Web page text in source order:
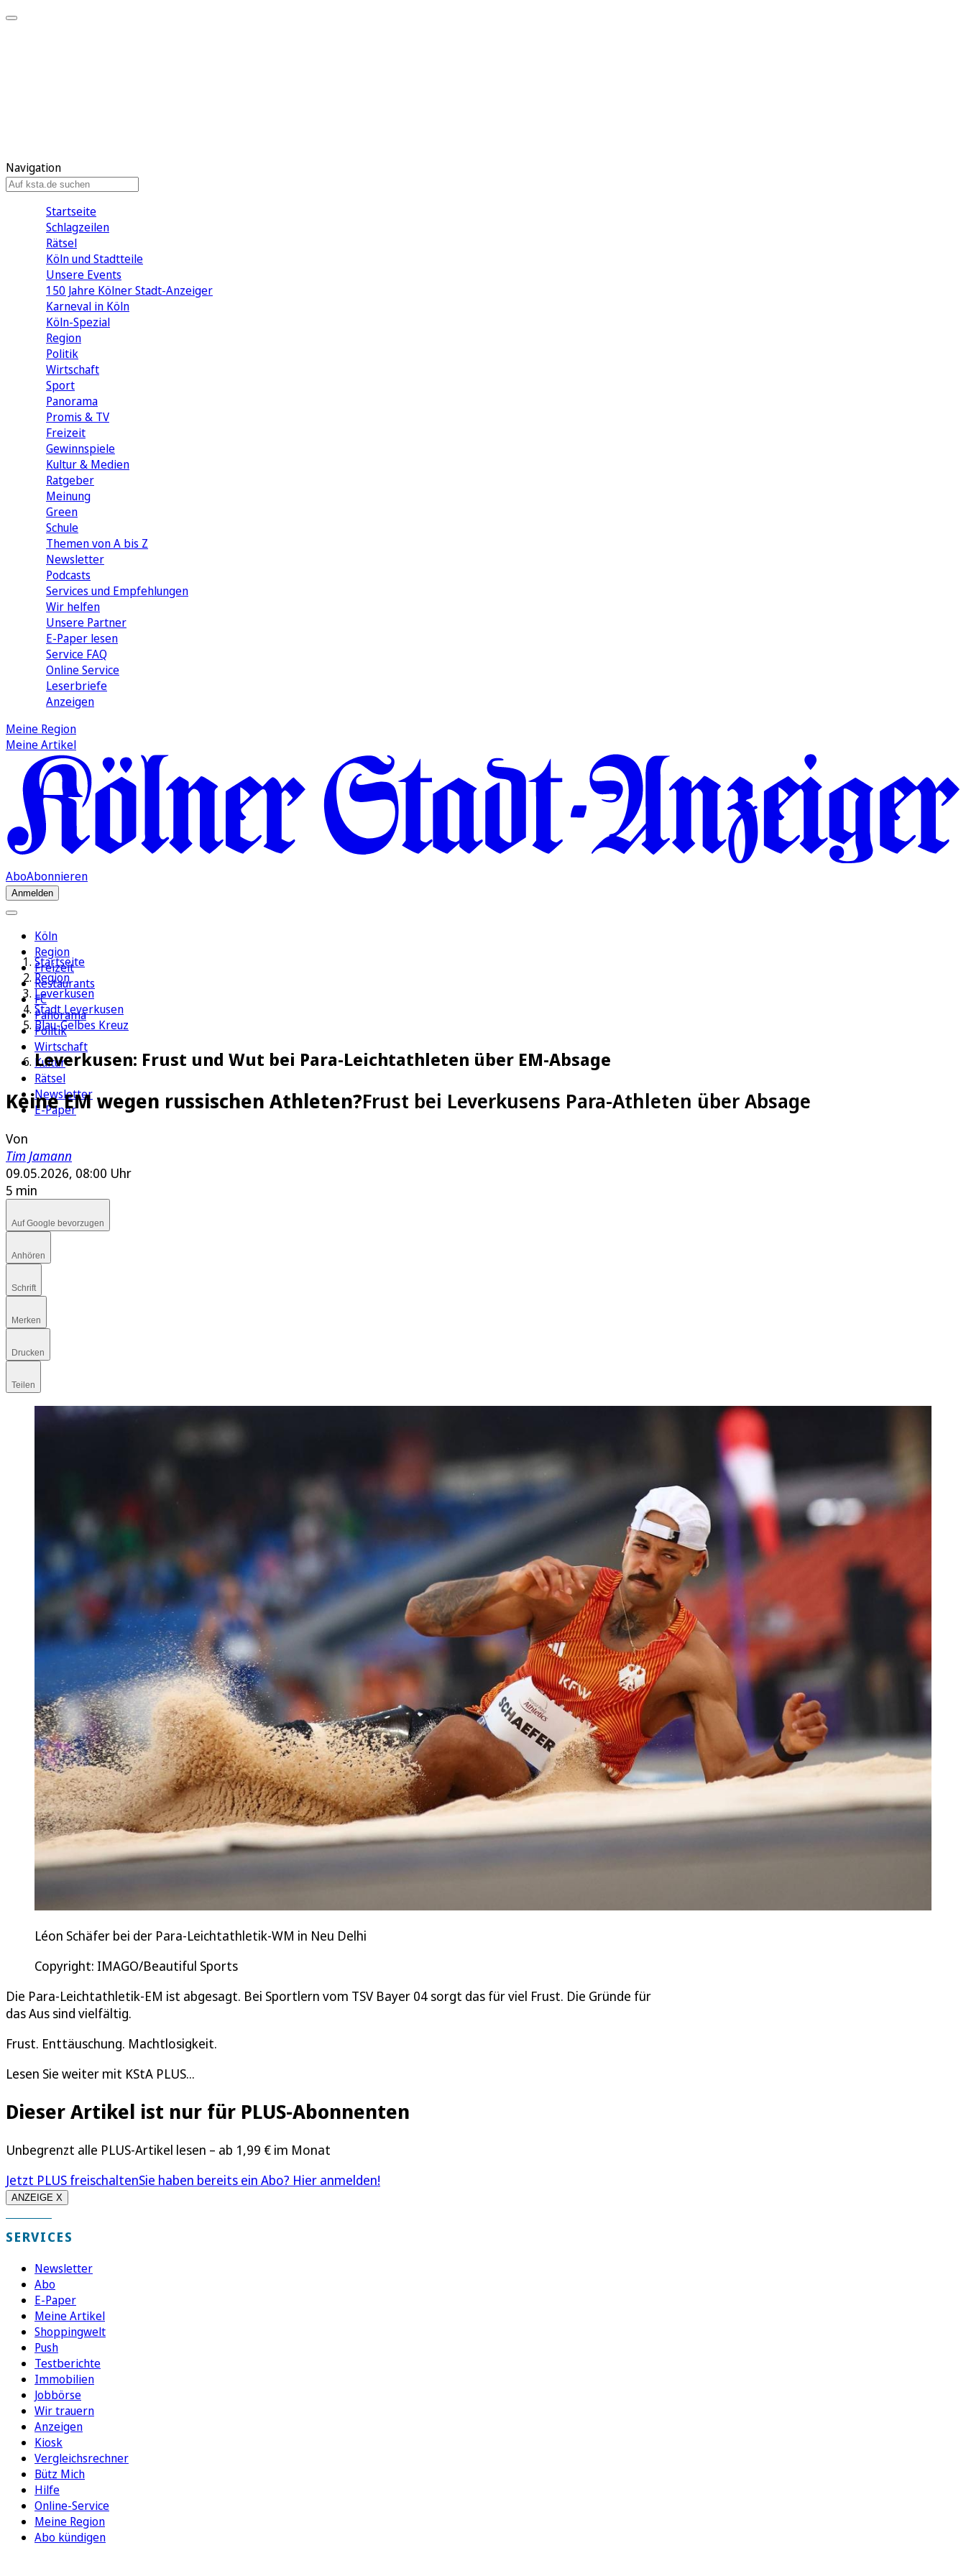
Navigation
Startseite
Schlagzeilen
Rätsel
Köln und Stadtteile
Unsere Events
150 Jahre Kölner Stadt-Anzeiger
Karneval in Köln
Köln-Spezial
Region
Politik
Wirtschaft
Sport
Panorama
Promis & TV
Freizeit
Gewinnspiele
Kultur & Medien
Ratgeber
Meinung
Green
Schule
Themen von A bis Z
Newsletter
Podcasts
Services und Empfehlungen
Wir helfen
Unsere Partner
E-Paper lesen
Service FAQ
Online Service
Leserbriefe
Anzeigen
Meine Region
Meine Artikel
AboAbonnieren
Anmelden
Köln
Region
Freizeit
Restaurants
FC
Panorama
Politik
Wirtschaft
Kultur
Rätsel
Newsletter
E-Paper
Startseite
Region
Leverkusen
Stadt Leverkusen
Blau-Gelbes Kreuz
Leverkusen: Frust und Wut bei Para-Leichtathleten über EM-Absage
Keine EM wegen russischen Athleten?Frust bei Leverkusens Para-Athleten über Absage
Von
Tim Jamann
09.05.2026, 08:00 Uhr
5 min
Auf Google bevorzugen
Anhören
Schrift
Merken
Drucken
Teilen
Léon Schäfer bei der Para-Leichtathletik-WM in Neu Delhi
Copyright: IMAGO/Beautiful Sports
Die Para-Leichtathletik-EM ist abgesagt. Bei Sportlern vom TSV Bayer 04 sorgt das für viel Frust. Die Gründe für
das Aus sind vielfältig.
Frust. Enttäuschung. Machtlosigkeit.
Lesen Sie weiter mit KStA PLUS...
Dieser Artikel ist nur für PLUS-Abonnenten
Unbegrenzt alle PLUS-Artikel lesen – ab 1,99 € im Monat
Jetzt PLUS freischaltenSie haben bereits ein Abo? Hier anmelden!
ANZEIGE X
SERVICES
Newsletter
Abo
E-Paper
Meine Artikel
Shoppingwelt
Push
Testberichte
Immobilien
Jobbörse
Wir trauern
Anzeigen
Kiosk
Vergleichsrechner
Bütz Mich
Hilfe
Online-Service
Meine Region
Abo kündigen